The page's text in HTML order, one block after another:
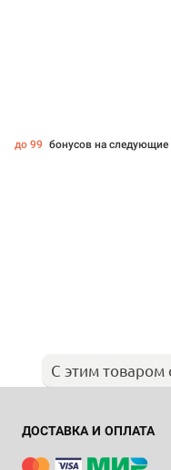
до 99 бонусов на следующие
С этим товаром
ДОСТАВКА И ОПЛАТА